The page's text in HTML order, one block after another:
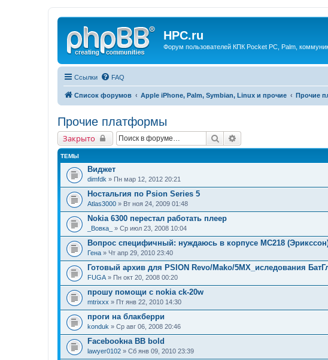
HPC.ru
Форум пользователей КПК Pocket PC, Palm,
Ссылки FAQ
Список форумов Apple iPhone, Palm, Symbian, Linux и прочие Прочие
Прочие платформы
Закрыто Поиск
ТЕМЫ
Виджет
dimfdk » Пн мар 12, 2012 20:21
Ностальгия по Psion Series 5
Atlas3000 » Вт ноя 24, 2009 01:48
Nokia 6300 перестал работать плеер
_Вовка_ » Ср июл 23, 2008 10:04
Вопрос специфичный: нуждаюсь в корпусе МС218
Гена » Чт апр 29, 2010 23:40
Готовый архив для PSION Revo/Mako/5MX_иследования
FUGA » Пн окт 20, 2008 00:20
прошу помощи с nokia ck-20w
mtrixxx » Пт янв 22, 2010 14:30
проги на блакберри
konduk » Ср авг 06, 2008 20:46
Facebookна BB bold
lawyer0102 » Сб янв 09, 2010 23:39